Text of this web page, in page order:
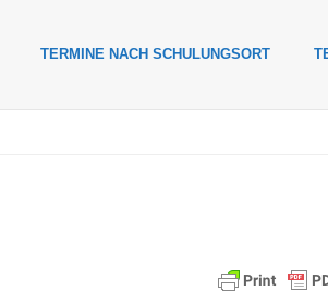
TERMINE NACH SCHULUNGSORT